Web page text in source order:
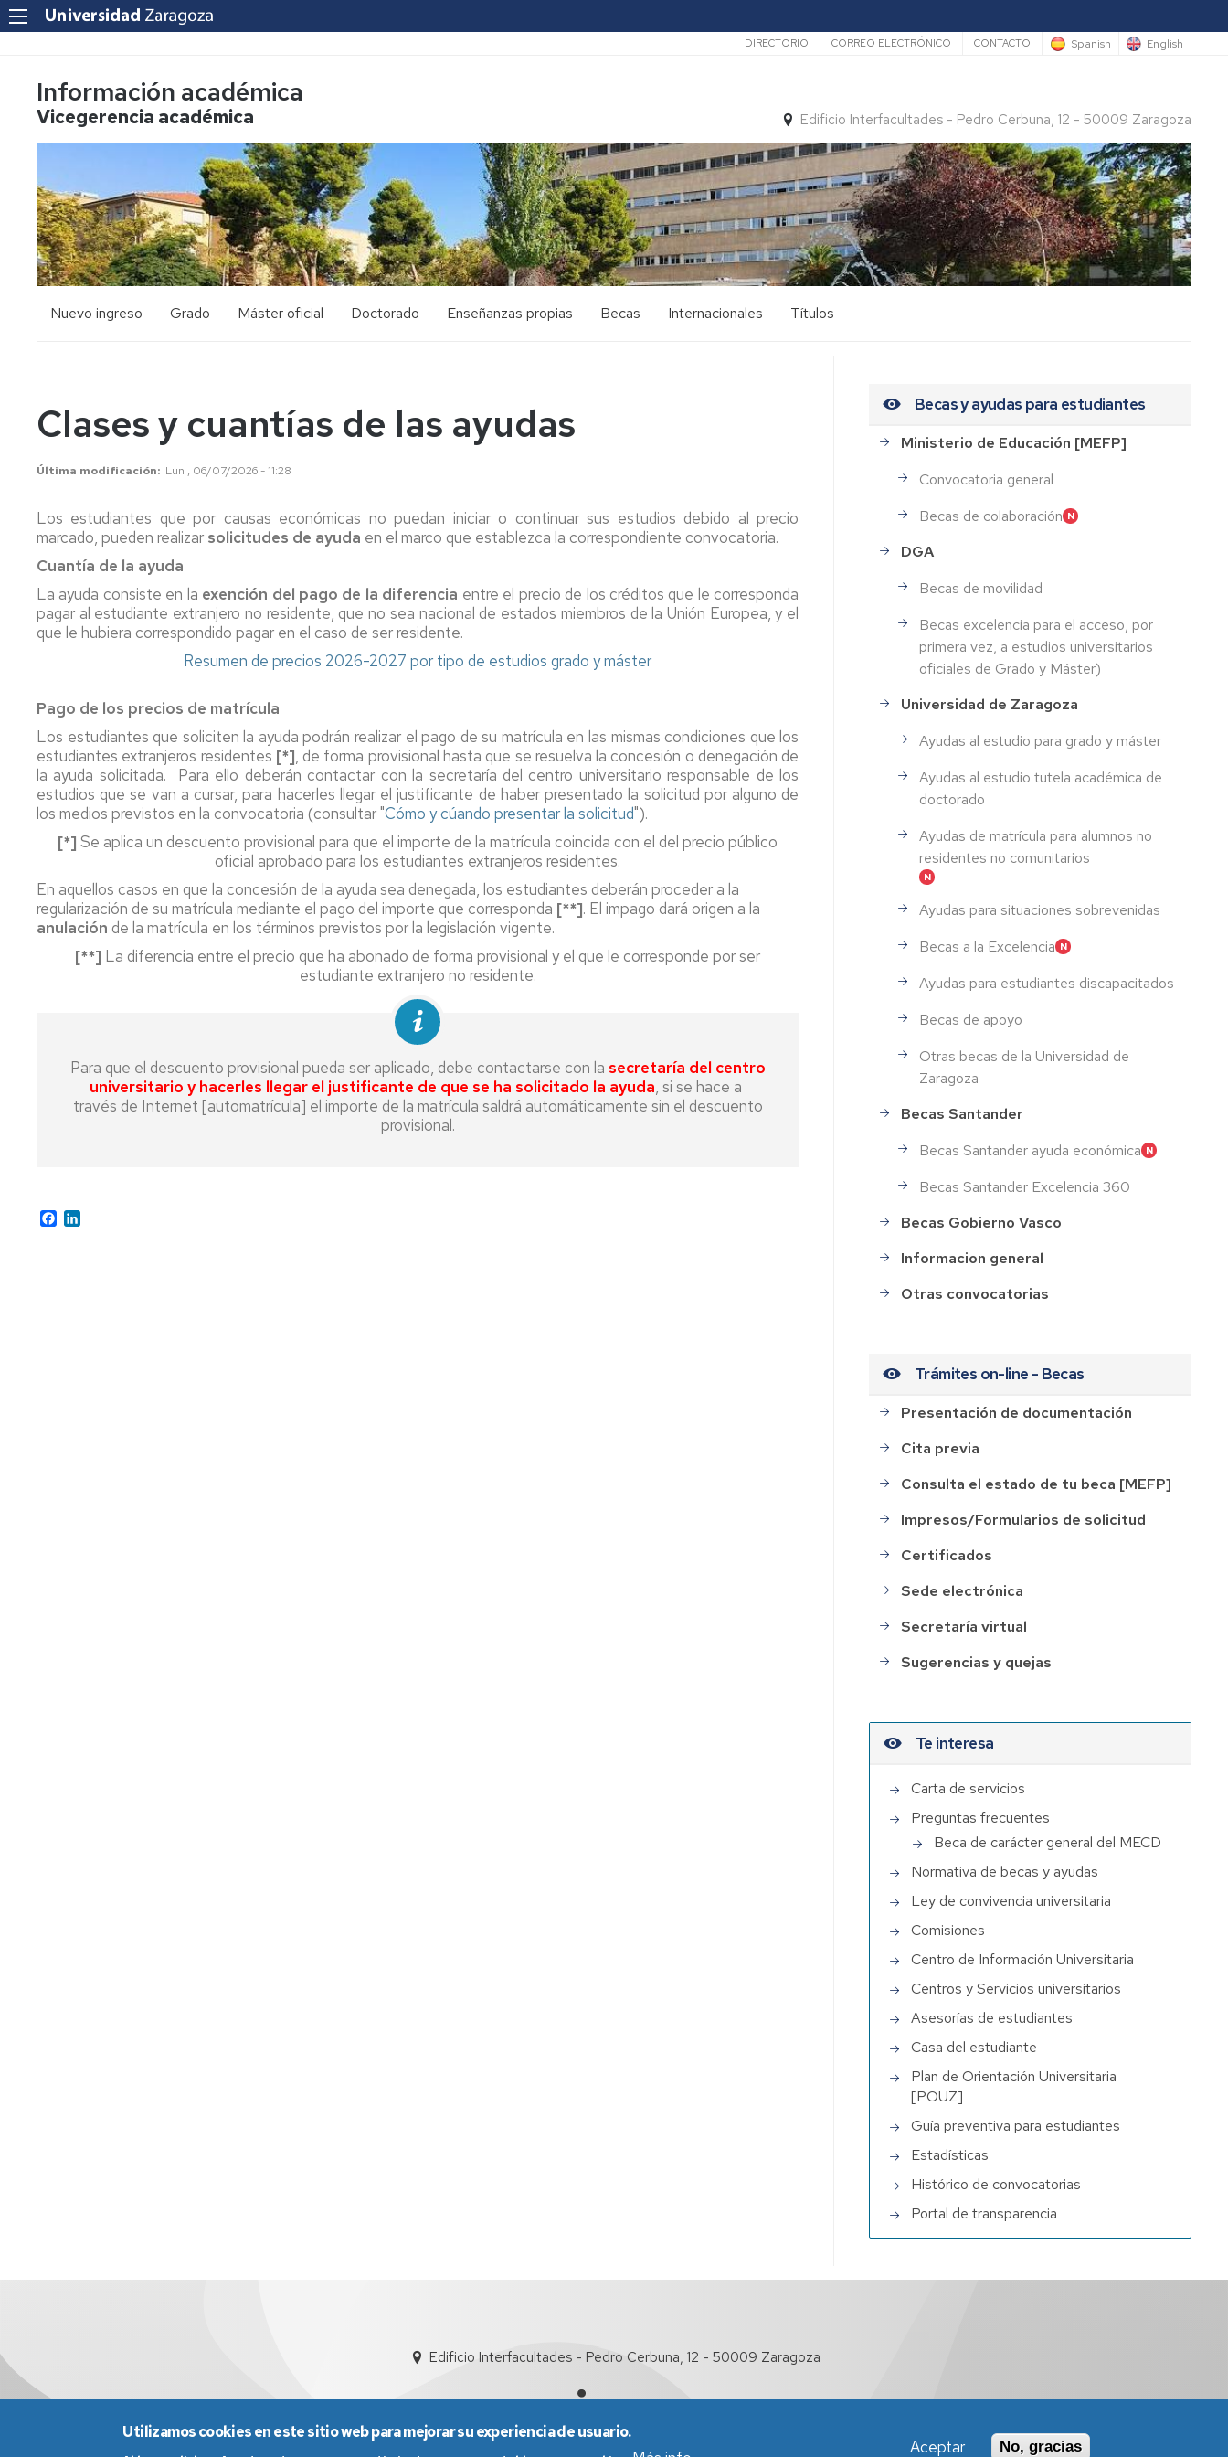
Secundario
DIRECTORIO CORREO ELECTRÓNICO CONTACTO Spanish English
Información académica
Vicegerencia académica Edificio Interfacultades - Pedro Cerbuna, 12 - 50009 Zaragoza
Nuevo ingreso
25
años
Mayores
Mayores
años
Admisión
a
de
universidad
o
de
estudios
universitarios
oficiales
de
grado
Tramites
on
line
Grado
Información
Matrícula
Permanencia
Reconocimiento
y
Transferencia
de
créditos
Movilidad
Internacional
Nacional
Legislación
Solicitudes
y
formularios
Máster oficial
Información
Movilidad
Nacional
Reconocimiento
y
Transferencia
créditos
Legislación
Solicitudes
y
formularios
Doctorado Enseñanzas propias Becas Internacionales Títulos
Clases y cuantías de las ayudas
Última modificación Lun , 06/07/2026 - 11:28
Los estudiantes que por causas económicas no puedan iniciar o continuar sus estudios debido al precio
marcado, pueden realizar solicitudes de ayuda en el marco que establezca la correspondiente convocatoria.
Cuantía de la ayuda
La ayuda consiste en la exención del pago de la diferencia entre el precio de los créditos que le corresponda
pagar al estudiante extranjero no residente, que no sea nacional de estados miembros de la Unión Europea, y el
que le hubiera correspondido pagar en el caso de ser residente.
Resumen de precios 2026-2027 por tipo de estudiosgrado y máster
Pago de los precios de matrícula
Los estudiantes que soliciten la ayuda podrán realizar el pago de su matrícula en las mismas condiciones que los
estudiantes extranjeros residentes [*], de forma provisional hasta que se resuelva la concesión o denegación de
la ayuda solicitada. Para ello deberán contactar con la secretaría del centro universitario responsable de los
estudios que se van a cursar, para hacerles llegar el justificante de haber presentado la solicitud por alguno de
los medios previstos en la convocatoria (consultar "Cómo y cúando presentar la solicitud").
[*] Se aplica un descuento provisional para que el importe de la matrícula coincida con el del precio público
oficial aprobado para los estudiantes extranjeros residentes.
En aquellos casos en que la concesión de la ayuda sea denegada, los estudiantes deberán proceder a la
regularización de su matrícula mediante el pago del importe que corresponda [**]. El impago dará origen a la
anulación de la matrícula en los términos previstos por la legislación vigente.
[**] La diferencia entre el precio que ha abonado de forma provisional y el que le corresponde por ser
estudiante extranjero no residente.
Para que el descuento provisional pueda ser aplicado, debe contactarse con la secretaría del centro
universitario y hacerles llegar el justificante de que se ha solicitado la ayuda, si se hace a
través de Internet [automatrícula] el importe de la matrícula saldrá automáticamente sin el descuento
provisional.
Facebook
Becas y ayudas para estudiantes
Ministerio de Educación [MEFP]
Convocatoria general
Becas de colaboración
DGA
Becas de movilidad
Becas excelencia para el acceso, por
primera vez, a estudios universitarios
oficiales de Grado y Máster)
Universidad de Zaragoza
Ayudas al estudio para grado y máster
Ayudas al estudio tutela académica de
doctorado
Ayudas de matrícula para alumnos no
residentes no comunitarios
Ayudas para situaciones sobrevenidas
Becas a la Excelencia
Ayudas para estudiantes discapacitados
Becas de apoyo
Otras becas de la Universidad de
Zaragoza
Becas Santander
Becas Santander ayuda económica
Becas Santander Excelencia 360
Becas Gobierno Vasco
Informacion general
Otras convocatorias
Trámites on-line - Becas
Presentación de documentación
Cita previa
Consulta el estado de tu beca [MEFP]
Impresos/Formularios de solicitud
Certificados
Sede electrónica
Secretaría virtual
Sugerencias y quejas
Te interesa
Carta de servicios
Preguntas frecuentes
Beca de carácter general del MECD
Normativa de becas y ayudas
Ley de convivencia universitaria
Comisiones
Centro de Información Universitaria
Centros y Servicios universitarios
Asesorías de estudiantes
Casa del estudiante
Plan de Orientación Universitaria
[POUZ]
Guía preventiva para estudiantes
Estadísticas
Histórico de convocatorias
Portal de transparencia
Edificio Interfacultades - Pedro Cerbuna, 12 - 50009 Zaragoza
Utilizamos cookies en este sitio web para mejorar su experiencia de usuario.
Aceptar No, gracias